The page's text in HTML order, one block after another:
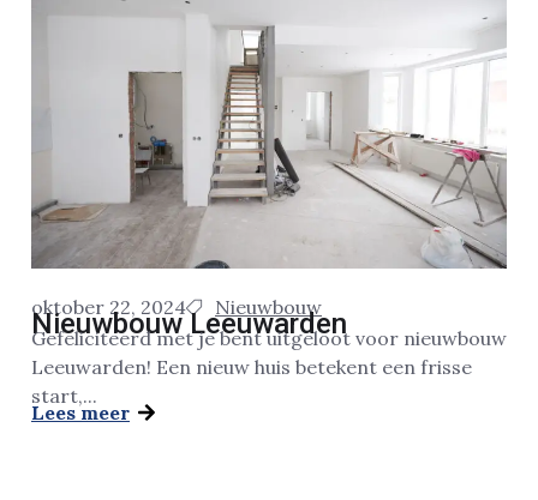
oktober 22, 2024 Nieuwbouw
Nieuwbouw Leeuwarden
Gefeliciteerd met je bent uitgeloot voor nieuwbouw
Leeuwarden! Een nieuw huis betekent een frisse
start,...
Lees meer